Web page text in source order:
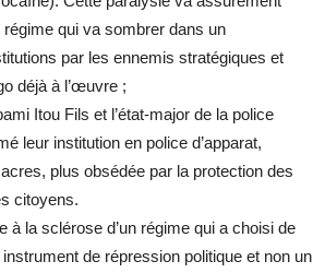
qui va sombrer dans un
par les ennemis stratégiques et
déjà à l’œuvre ;
Itou Fils et l’état-major de la police
leur institution en police d’apparat,
plus obsédée par la protection des
citoyens.
à la sclérose d’un régime qui a choisi de
de répression politique et non un